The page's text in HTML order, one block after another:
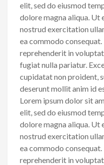
elit, sed do eiusmod
dolore magna aliqua. Ut
nostrud exercitation
ea commodo
reprehenderit in
fugiat nulla pariatur.
cupidatat non proident,
deserunt mollit anim id
Lorem ipsum dolor sit
elit, sed do eiusmod
dolore magna aliqua. Ut
nostrud exercitation
ea commodo
reprehenderit in